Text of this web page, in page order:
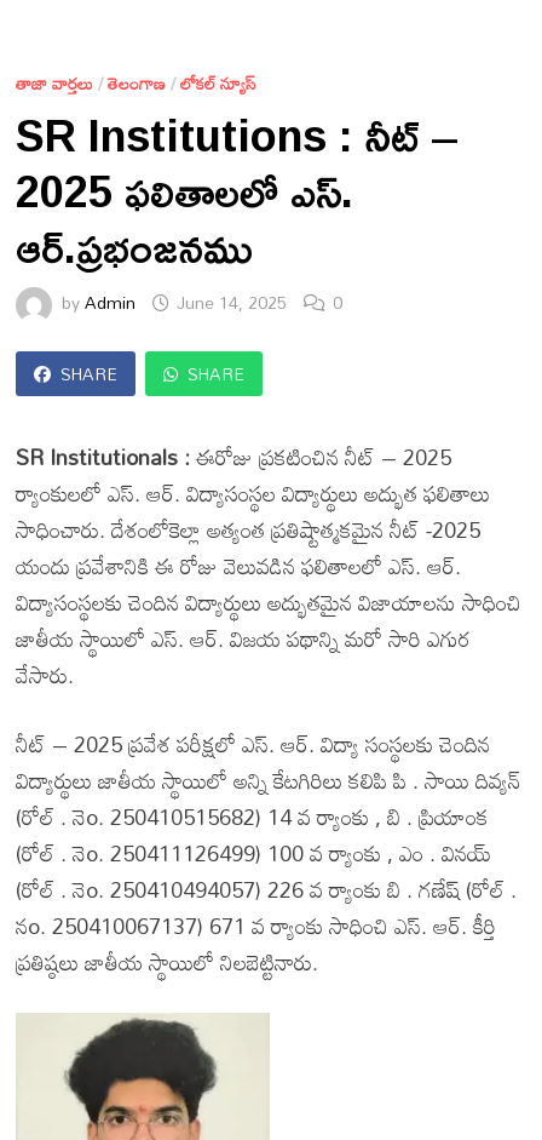
తాజా వార్తలు/తెలంగాణ/లోకల్ న్యూస్
SR Institutions : నీట్ –
2025 ఫలితాలలో ఎస్.
ఆర్.ప్రభంజనము
byAdmin June 14, 2025 0
SHARE SHARE
SR Institutionals :ఈరోజు ప్రకటించిన నీట్ – 2025
ర్యాంకులలో ఎస్. ఆర్. విద్యాసంస్థల విద్యార్థులు అద్భుత ఫలితాలు
సాధించారు. దేశంలోకెల్లా అత్యంత ప్రతిష్టాత్మకమైన నీట్ -2025
యందు ప్రవేశానికి ఈ రోజు వెలువడిన ఫలితాలలో ఎస్. ఆర్.
విద్యాసంస్థలకు చెందిన విద్యార్థులు అద్భుతమైన విజాయాలను సాధించి
జాతీయ స్థాయిలో ఎస్. ఆర్. విజయ పథాన్ని మరో సారి ఎగుర
వేసారు.
నీట్ – 2025 ప్రవేశ పరీక్షలో ఎస్. ఆర్. విద్యా సంస్థలకు చెందిన
విద్యార్థులు జాతీయ స్థాయిలో అన్ని కేటగిరిలు కలిపి పి . సాయి దివ్యన్
(రోల్ . నెo. 250410515682) 14 వ ర్యాంకు , బి . ప్రియాంక
(రోల్ . నెo. 250411126499) 100 వ ర్యాంకు , ఎం . వినయ్
(రోల్ . నెo. 250410494057) 226 వ ర్యాంకు బి . గణేష్ (రోల్ .
నo. 250410067137) 671 వ ర్యాంకు సాధించి ఎస్. ఆర్. కీర్తి
ప్రతిష్ఠలు జాతీయ స్థాయిలో నిలబెట్టినారు.